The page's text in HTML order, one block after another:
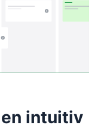
intuitiv